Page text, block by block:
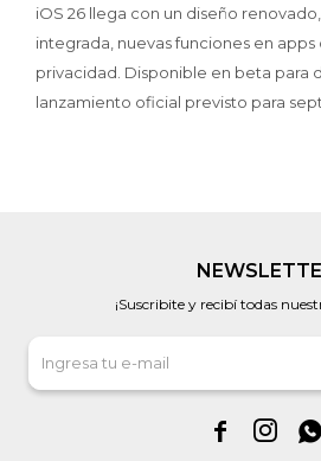
iOS 26 llega con un diseño
integrada, nuevas funciones en apps
privacidad. Disponible en beta para
lanzamiento oficial previsto para
¡Suscribite y recibí todas
  